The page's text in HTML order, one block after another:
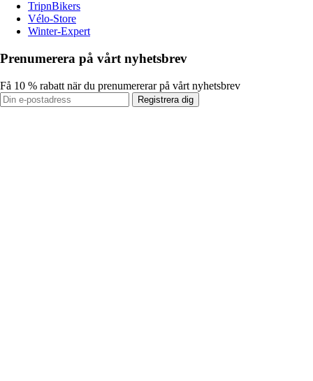
TripnBikers
Vélo-Store
Winter-Expert
Prenumerera på vårt nyhetsbrev
Få 10 % rabatt när du prenumererar på vårt nyhetsbrev
Registrera dig